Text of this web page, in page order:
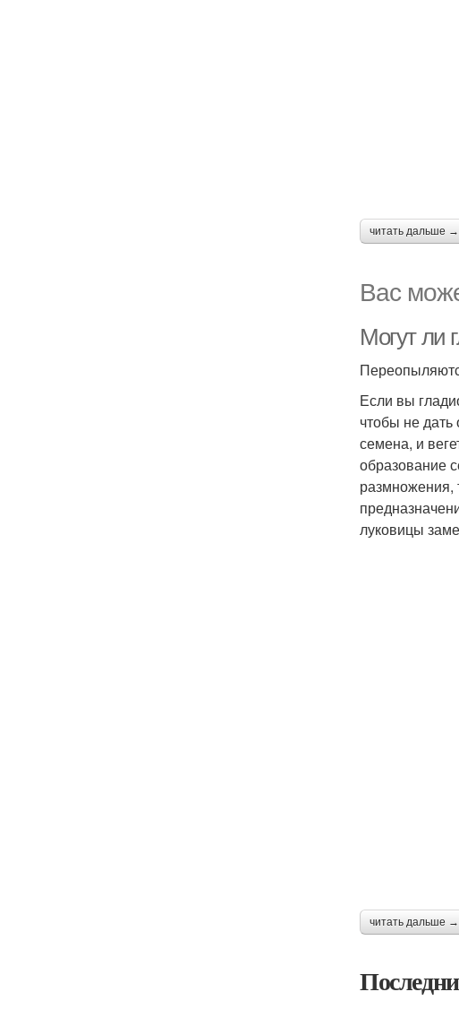
читать дальше →
Вас
Могут ли
Если вы
чтобы не
семена, и
образование
размножения,
луковицы
читать дальше →